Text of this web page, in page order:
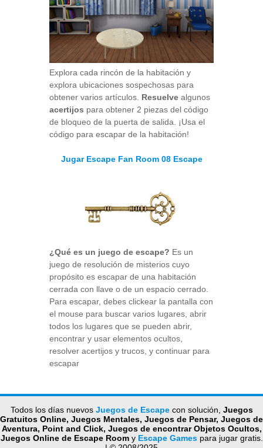
Explora cada rincón de la habitación y
explora ubicaciones sospechosas para
obtener varios artículos. Resuelve algunos
acertijos para obtener 2 piezas del código
de bloqueo de la puerta de salida. ¡Usa el
código para escapar de la habitación!
Jugar Escape Fan Room 08 Escape
¿Qué es un juego de escape? Es un
juego de resolución de misterios cuyo
propósito es escapar de una habitación
cerrada con llave o de un espacio cerrado.
Para escapar, debes clickear la pantalla con
el mouse para buscar varios lugares, abrir
todos los lugares que se pueden abrir,
encontrar y usar elementos ocultos,
resolver acertijos y trucos, y continuar para
escapar
Todos los días nuevos Juegos de Escapecon solución, Juegos
Gratuitos Online, Juegos Mentales, Juegos de Pensar, Juegos de
Aventura, Point and Click, Juegos de encontrar Objetos Ocultos,
Juegos Online de Escape Room y Escape Gamespara jugar gratis.